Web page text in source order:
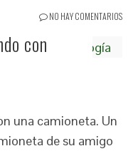
NO HAY COMENTARIOS
con
una camioneta. Un
de su amigo